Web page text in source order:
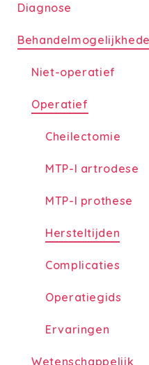
Diagnose
Niet-operatief
Operatief
Cheilectomie
MTP-I artrodese
MTP-I prothese
Hersteltijden
Complicaties
Operatiegids
Ervaringen
Wetenschappelijk